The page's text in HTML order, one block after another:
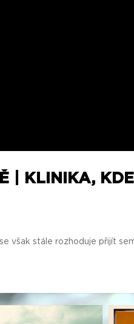
| KLINIKA,
však stále rozhoduje přijít